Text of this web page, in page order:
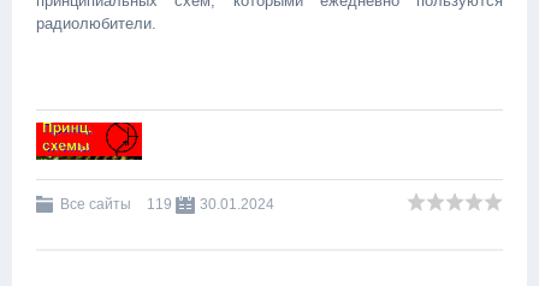
радиолюбители.
Все сайты 119 30.01.2024